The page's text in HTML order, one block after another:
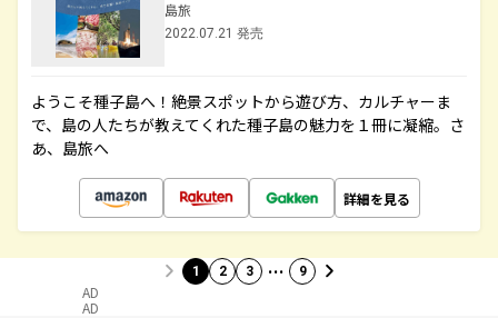
島旅
2022.07.21 発売
ようこそ種子島へ！絶景スポットから遊び方、カルチャーま
で、島の人たちが教えてくれた種子島の魅力を１冊に凝縮。さ
あ、島旅へ
詳細を見る
1 2 3 … 9
AD
AD